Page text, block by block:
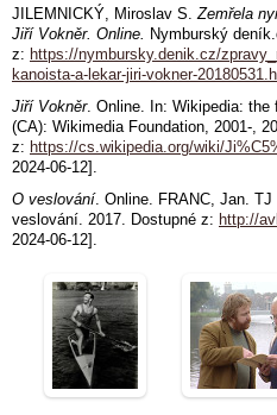
JILEMNICKÝ, Miroslav S.Zemřela
Jiří Vokněr. Online. Nymburský
z: https://nymbursky.denik.cz/
kanoista-a-lekar-jiri-vokner-
Jiří Vokněr. Online. In: Wikipedia: the
(CA): Wikimedia Foundation, 2001-,
z: https://cs.wikipedia.org/wiki/
2024-06-12].
O veslování. Online. FRANC, Jan.
veslování. 2017. Dostupné z: http://
2024-06-12].